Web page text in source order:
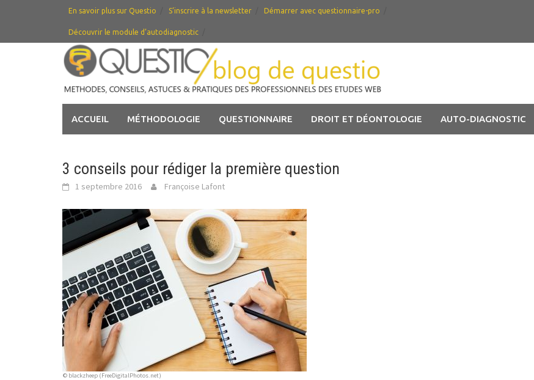
En savoir plus sur Questio S’inscrire à la newsletter Démarrer avec questionnaire-pro
Découvrir le module d’autodiagnostic
ACCUEIL MÉTHODOLOGIE QUESTIONNAIRE DROIT ET DÉONTOLOGIE AUTO-DIAGNOSTIC
3 conseils pour rédiger la première question
1 septembre 2016 Françoise Lafont
© blackzheep (FreeDigitalPhotos.net)